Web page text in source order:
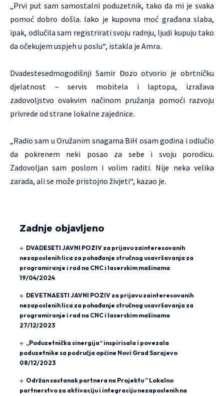
„Prvi put sam samostalni poduzetnik, tako da mi je svaka
pomoć dobro došla. Iako je kupovna moć građana slaba,
ipak, odlučila sam registrirati svoju radnju, ljudi kupuju tako
da očekujem uspjeh u poslu“, istakla je Amra.
Dvadestesedmogodišnji Samir Đozo otvorio je obrtničku
djelatnost – servis mobitela i laptopa, izražava
zadovoljstvo ovakvim načinom pružanja pomoći razvoju
privrede od strane lokalne zajednice.
„Radio sam u Oružanim snagama BiH osam godina i odlučio
da pokrenem neki posao za sebe i svoju porodicu.
Zadovoljan sam poslom i volim raditi. Nije neka velika
zarada, ali se može pristojno živjeti“, kazao je.
Zadnje objavljeno
DVADESETI JAVNI POZIV za prijavu zainteresovanih
nezaposlenih lica za pohađanje stručnog usavršavanja za
programiranje i rad na CNC i laserskim mašinama
19/04/2024
DEVETNAESTI JAVNI POZIV za prijavu zainteresovanih
nezaposlenih lica za pohađanje stručnog usavršavanja za
programiranje i rad na CNC i laserskim mašinama
27/12/2023
„Poduzetnička sinergija“ inspirisala i povezala
poduzetnike sa područja općine Novi Grad Sarajevo
08/12/2023
Održan sastanak partnera na Projektu ” Lokalno
partnerstvo za aktivaciju i integraciju nezaposlenih na